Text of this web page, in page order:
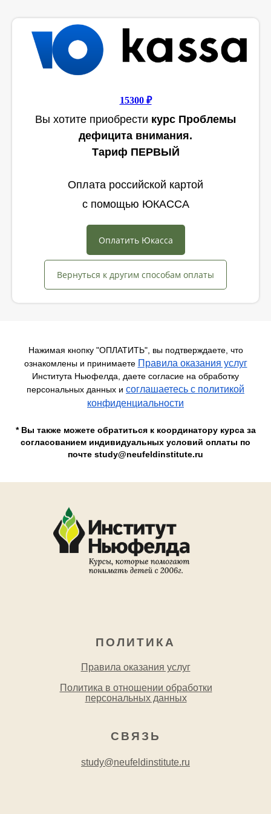
15300 ₽
Вы хотите приобрести курс Проблемы
дефицита внимания.
Тариф ПЕРВЫЙ
Оплата российской картой
с помощью ЮКАССА
Оплатить Юкасса
Вернуться к другим способам оплаты
Нажимая кнопку "ОПЛАТИТЬ", вы подтверждаете, что
ознакомлены и принимаете Правила оказания услуг
Института Ньюфелда, даете согласие на обработку
персональных данных и соглашаетесь c политикой
конфиденциальности
* Вы также можете обратиться к координатору курса за
согласованием индивидуальных условий оплаты по
почте study@neufeldinstitute.ru
СВЯЗЬ
study@neufeldinstitute.ru
ПОЛИТИКА
Правила оказания услуг
Политика в отношении обработки
персональных данных